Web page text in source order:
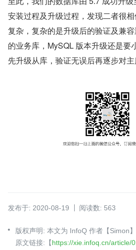
安装过程及升级过程，发现二者很
复杂，复杂的是升级后的验证及兼
的业务库，MySQL 版本升级还是要
先升级从库，验证无误后再逐步对主
发布于: 2020-08-19 阅读数: 563
版权声明: 本文为 InfoQ 作者【Simon】
原文链接:【https://xie.infoq.cn/article/